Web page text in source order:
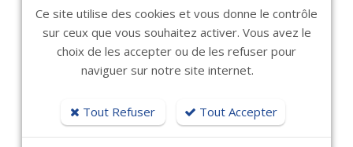
communication digitale à Toulon, Marseille et Nice
ne pas considérer le site comme une dépense isolée, mais comme
le socle d’une stratégie globale.
Votre site internet peut être connecté à plusieurs leviers
complémentaires :
visibilité ;
la publicité en ligne pour générer des contacts ciblés ;
Ce site utilise des cookies et vous donne le contrôle
sur ceux que vous souhaitez activer. Vous avez le
choix de les accepter ou de les refuser pour
naviguer sur notre site internet.
Tout Refuser Tout Accepter